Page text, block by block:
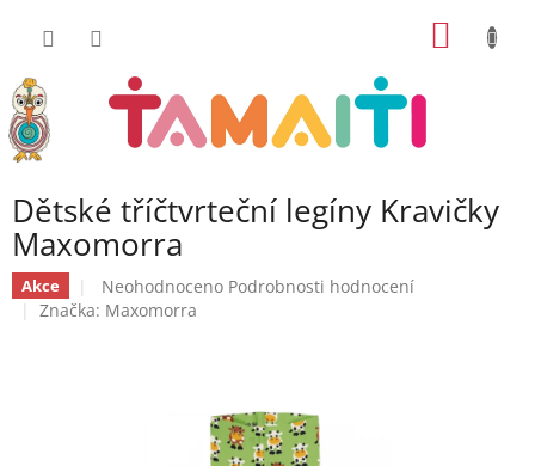
Dětské tříčtvrteční legíny Kravičky
Maxomorra
Akce
Průměrné
hodnocení
Neohodnoceno Podrobnosti hodnocení
Značka: Maxomorra